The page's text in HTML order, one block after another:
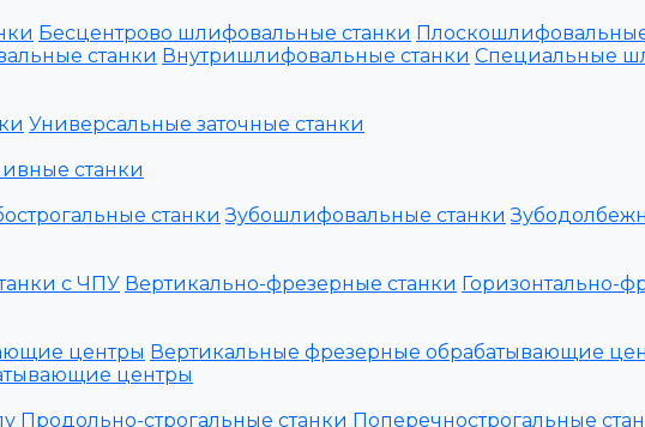
Бесцентрово шлифовальные станки
станки Внутришлифовальные станки Специальные
Универсальные заточные станки
станки
станки Зубошлифовальные станки
с ЧПУ Вертикально-фрезерные станки Горизонтально-
центры Вертикальные фрезерные обрабатывающие
центры
Продольно-строгальные станки Поперечнострогальные